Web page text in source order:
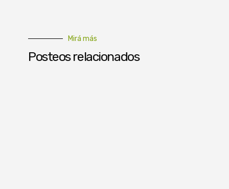
Mirá más
Posteos relacionados